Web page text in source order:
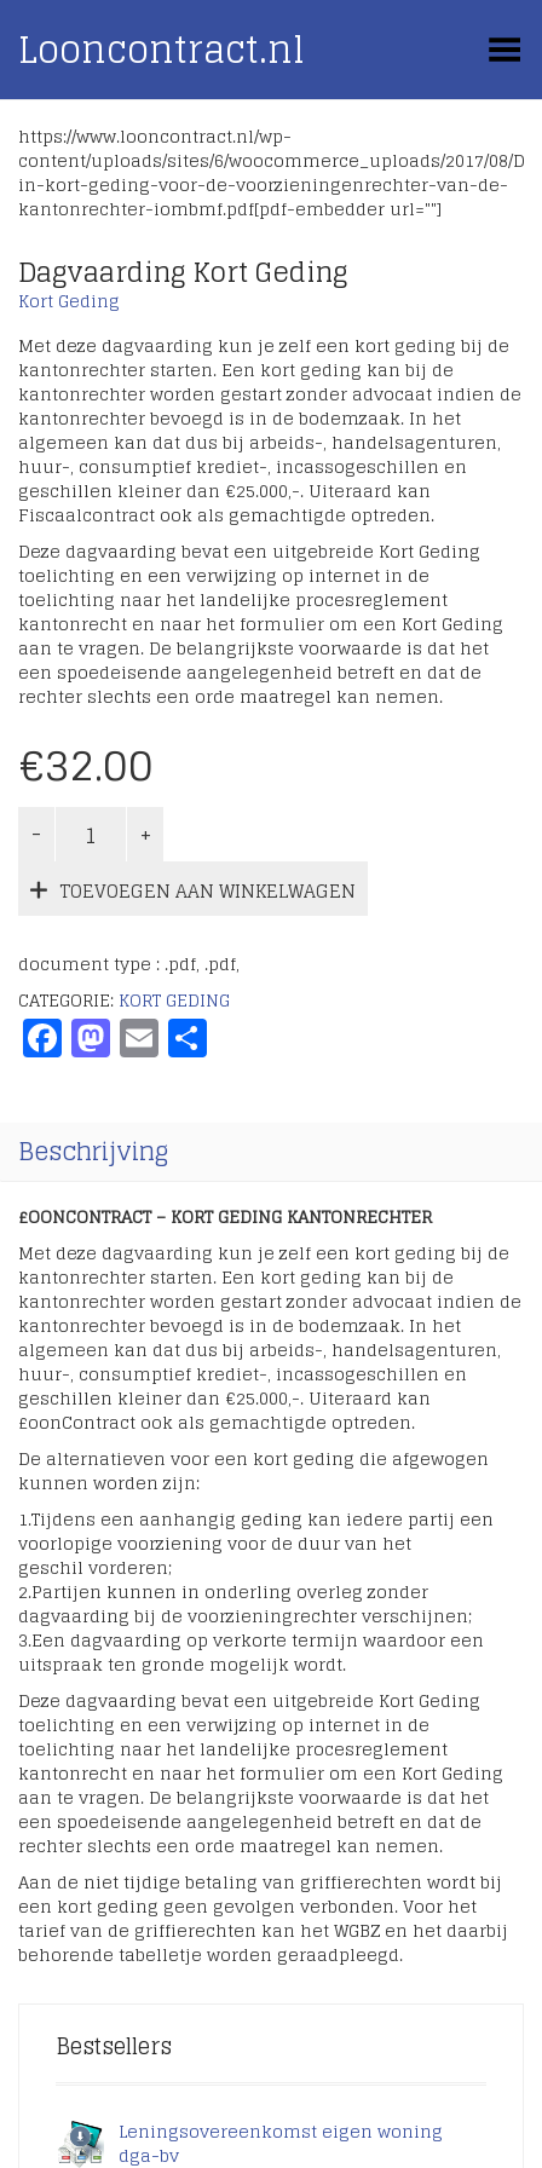
Looncontract.nl Toggle Menu
https://www.looncontract.nl/wp-
content/uploads/sites/6/woocommerce_uploads/2017/08/
in-kort-geding-voor-de-voorzieningenrechter-van-de-
kantonrechter-iombmf.pdf[pdf-embedder url=""]
Dagvaarding Kort Geding
Kort Geding
Met deze dagvaarding kun je zelf een kort geding bij de
kantonrechter starten. Een kort geding kan bij de
kantonrechter worden gestart zonder advocaat indien de
kantonrechter bevoegd is in de bodemzaak. In het
algemeen kan dat dus bij arbeids-, handelsagenturen,
huur-, consumptief krediet-, incassogeschillen en
geschillen kleiner dan €25.000,-. Uiteraard kan
Fiscaalcontract ook als gemachtigde optreden.
Deze dagvaarding bevat een uitgebreide Kort Geding
toelichting en een verwijzing op internet in de
toelichting naar het landelijke procesreglement
kantonrecht en naar het formulier om een Kort Geding
aan te vragen. De belangrijkste voorwaarde is dat het
een spoedeisende aangelegenheid betreft en dat de
rechter slechts een orde maatregel kan nemen.
€32.00
TOEVOEGEN AAN WINKELWAGEN
document type : .pdf, .pdf,
CATEGORIE: KORT GEDING
Facebook
Mastodon
Email
Beschrijving
£OONCONTRACT – KORT GEDING KANTONRECHTER
Met deze dagvaarding kun je zelf een kort geding bij de
kantonrechter starten. Een kort geding kan bij de
kantonrechter worden gestart zonder advocaat indien de
kantonrechter bevoegd is in de bodemzaak. In het
algemeen kan dat dus bij arbeids-, handelsagenturen,
huur-, consumptief krediet-, incassogeschillen en
geschillen kleiner dan €25.000,-. Uiteraard kan
£oonContract ook als gemachtigde optreden.
De alternatieven voor een kort geding die afgewogen
kunnen worden zijn:
1.Tijdens een aanhangig geding kan iedere partij een
voorlopige voorziening voor de duur van het
geschil vorderen;
2.Partijen kunnen in onderling overleg zonder
dagvaarding bij de voorzieningrechter verschijnen;
3.Een dagvaarding op verkorte termijn waardoor een
uitspraak ten gronde mogelijk wordt.
Deze dagvaarding bevat een uitgebreide Kort Geding
toelichting en een verwijzing op internet in de
toelichting naar het landelijke procesreglement
kantonrecht en naar het formulier om een Kort Geding
aan te vragen. De belangrijkste voorwaarde is dat het
een spoedeisende aangelegenheid betreft en dat de
rechter slechts een orde maatregel kan nemen.
Aan de niet tijdige betaling van griffierechten wordt bij
een kort geding geen gevolgen verbonden. Voor het
tarief van de griffierechten kan het WGBZ en het daarbij
behorende tabelletje worden geraadpleegd.
Bestsellers
Leningsovereenkomst eigen woning
dga-bv